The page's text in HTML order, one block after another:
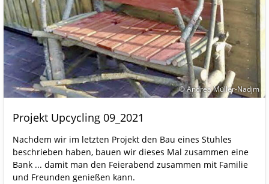
© Andrea Müller-Nadjm
Projekt Upcycling 09_2021
Nachdem wir im letzten Projekt den Bau eines Stuhles
beschrieben haben, bauen wir dieses Mal zusammen eine
Bank ... damit man den Feierabend zusammen mit Familie
und Freunden genießen kann.